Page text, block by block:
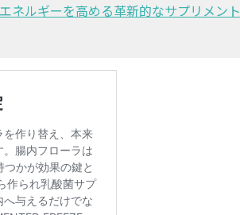
ネルギーを高める革新的なサプリメント